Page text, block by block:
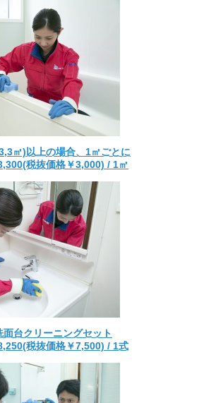
㎡)以上の場合、1㎡ごとに
税抜価格￥3,000) / 1㎡
面台クリーニングセット
税抜価格￥7,500) / 1式